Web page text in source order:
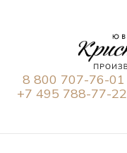
8 800 707-76-01
+7 495 788-77-22